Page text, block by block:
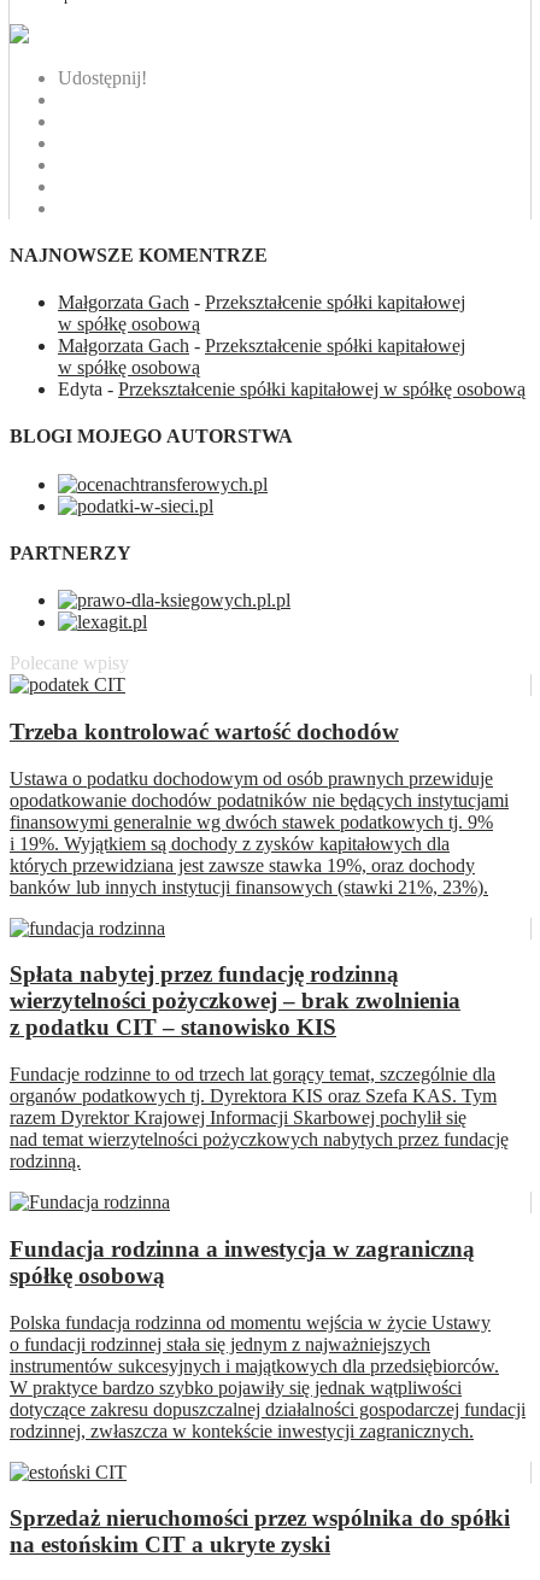
Udostępnij!
NAJNOWSZE KOMENTRZE
Małgorzata Gach - Przekształcenie spółki kapitałowej
w spółkę osobową
Małgorzata Gach - Przekształcenie spółki kapitałowej
w spółkę osobową
Edyta - Przekształcenie spółki kapitałowej w spółkę osobową
BLOGI MOJEGO AUTORSTWA
PARTNERZY
Polecane wpisy
Trzeba kontrolować wartość dochodów
Ustawa o podatku dochodowym od osób prawnych przewiduje
opodatkowanie dochodów podatników nie będących instytucjami
finansowymi generalnie wg dwóch stawek podatkowych tj. 9%
i 19%. Wyjątkiem są dochody z zysków kapitałowych dla
których przewidziana jest zawsze stawka 19%, oraz dochody
banków lub innych instytucji finansowych (stawki 21%, 23%).
Spłata nabytej przez fundację rodzinną
wierzytelności pożyczkowej – brak zwolnienia
z podatku CIT – stanowisko KIS
Fundacje rodzinne to od trzech lat gorący temat, szczególnie dla
organów podatkowych tj. Dyrektora KIS oraz Szefa KAS. Tym
razem Dyrektor Krajowej Informacji Skarbowej pochylił się
nad temat wierzytelności pożyczkowych nabytych przez fundację
rodzinną.
Fundacja rodzinna a inwestycja w zagraniczną
spółkę osobową
Polska fundacja rodzinna od momentu wejścia w życie Ustawy
o fundacji rodzinnej stała się jednym z najważniejszych
instrumentów sukcesyjnych i majątkowych dla przedsiębiorców.
W praktyce bardzo szybko pojawiły się jednak wątpliwości
dotyczące zakresu dopuszczalnej działalności gospodarczej fundacji
rodzinnej, zwłaszcza w kontekście inwestycji zagranicznych.
Sprzedaż nieruchomości przez wspólnika do spółki
na estońskim CIT a ukryte zyski